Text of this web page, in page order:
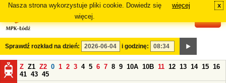
Nasza strona wykorzystuje pliki cookie. Dowiedz się
więcej.
więcej x
Sprawdź rozkład na dzień: i godzinę:
Z Z1 Z2 0 1 2 3 4 5 6 7 8 9 10A 10B 11 12 13 14 15 16
41 43 45